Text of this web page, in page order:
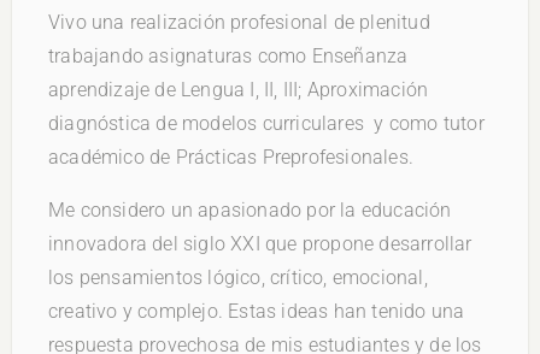
Vivo una realización profesional de plenitud
trabajando asignaturas como Enseñanza
aprendizaje de Lengua I, II, III; Aproximación
diagnóstica de modelos curriculares y como tutor
académico de Prácticas Preprofesionales.
Me considero un apasionado por la educación
innovadora del siglo XXI que propone desarrollar
los pensamientos lógico, crítico, emocional,
creativo y complejo. Estas ideas han tenido una
respuesta provechosa de mis estudiantes y de los